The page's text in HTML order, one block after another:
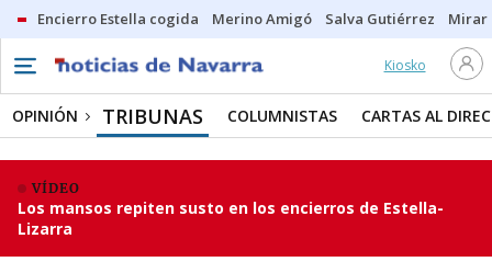
Encierro Estella cogida Merino Amigó Salva Gutiérrez Mirar
Kiosko
OPINIÓN TRIBUNAS COLUMNISTAS CARTAS AL
VÍDEO
Los mansos repiten susto en los encierros de Estella-
Lizarra